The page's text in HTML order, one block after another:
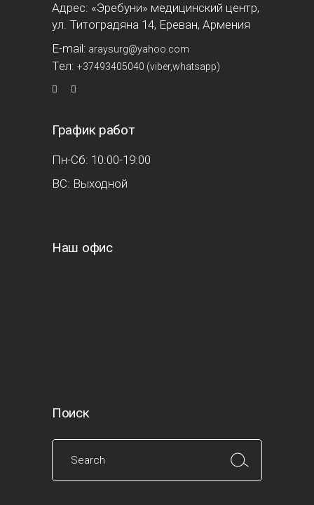
Адрес: «Эребуни» медицинский центр,
ул. Титоградяна 14, Ереван, Армения
E-mail: araysurg@yahoo.com
Тел: +37493405040 (viber,whatsapp)
График работ
Пн-Сб: 10:00-19:00
ВС: Выходной
Наш офис
Поиск